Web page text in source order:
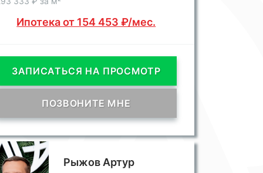
Ипотека от 154 453 ₽/мес.
ЗАПИСАТЬСЯ НА ПРОСМОТР
ПОЗВОНИТЕ МНЕ
Рыжов Артур